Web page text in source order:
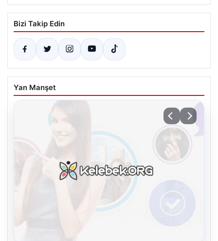
Bizi Takip Edin
Yan Manşet